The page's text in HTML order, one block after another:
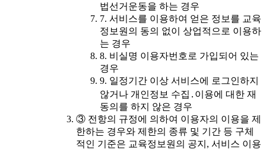
법선거운동을 하는 경우
7. 서비스를 이용하여 얻은 정보를 교육
정보원의 동의 없이 상업적으로 이용하
는 경우
8. 비실명 이용자번호로 가입되어 있는
경우
9. 일정기간 이상 서비스에 로그인하지
않거나 개인정보 수집․이용에 대한 재
동의를 하지 않은 경우
③ 전항의 규정에 의하여 이용자의 이용을 제
한하는 경우와 제한의 종류 및 기간 등 구체
적인 기준은 교육정보원의 공지, 서비스 이용